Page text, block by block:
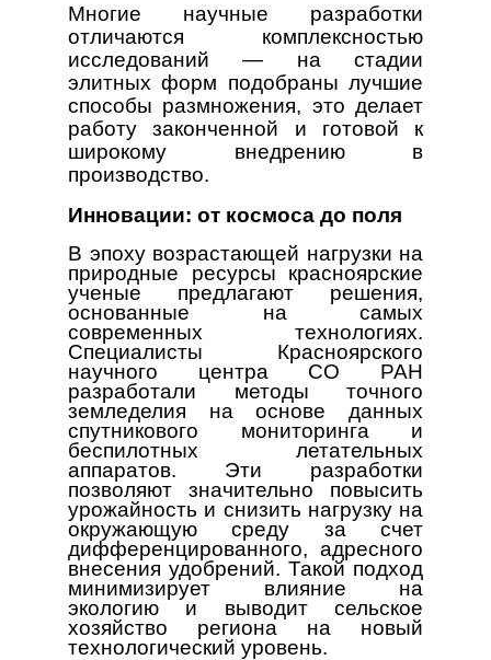
Многие научные разработки
отличаются комплексностью
исследований — на стадии
элитных форм подобраны лучшие
способы размножения, это делает
работу законченной и готовой к
широкому внедрению в
производство.
Инновации: от космоса до поля
В эпоху возрастающей нагрузки на
природные ресурсы красноярские
ученые предлагают решения,
основанные на самых
современных технологиях.
Специалисты Красноярского
научного центра СО РАН
разработали методы точного
земледелия на основе данных
спутникового мониторинга и
беспилотных летательных
аппаратов. Эти разработки
позволяют значительно повысить
урожайность и снизить нагрузку на
окружающую среду за счет
дифференцированного, адресного
внесения удобрений. Такой подход
минимизирует влияние на
экологию и выводит сельское
хозяйство региона на новый
технологический уровень.